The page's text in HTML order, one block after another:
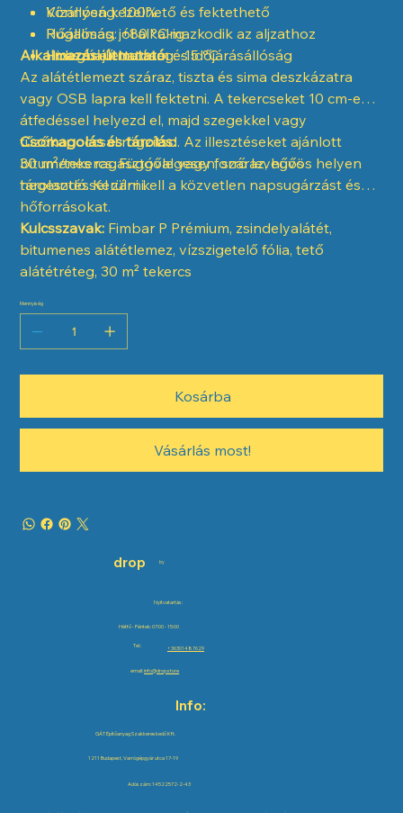
Vízállóság: 100%
Hőállóság: +80 °C-ig
Hideghajlíthatóság: -15 °C
Könnyen kezelhető és fektethető
Rugalmas, jól alkalmazkodik az aljzathoz
Hosszú élettartam és időjárásállóság
Alkalmazási útmutató:
Az alátétlemezt száraz, tiszta és sima deszkázatra
vagy OSB lapra kell fektetni. A tekercseket 10 cm-es
átfedéssel helyezd el, majd szegekkel vagy
tűzőkapoccsal rögzítsd. Az illesztéseket ajánlott
bitumenes ragasztóval vagy forró levegős
hegesztéssel zárni.
Csomagolás és tárolás:
30 m²/tekercs. Függőlegesen, száraz, hűvös helyen
tárolandó. Kerülni kell a közvetlen napsugárzást és
hőforrásokat.
Kulcsszavak: Fimbar P Prémium, zsindelyalátét,
bitumenes alátétlemez, vízszigetelő fólia, tető
alátétréteg, 30 m² tekercs
Mennyiség
Kosárba
Vásárlás most!
drop by
Info:
GÁT Építőanyag Szakkereskedő Kft.
1211 Budapest, Varrógépgyár utca 17-19
Adószám: 14522572-2-43
Nyitvatartás:
Tel.:
email:info@drop.store
+36301487629
Hétfő - Péntek: 07:00 - 15:00